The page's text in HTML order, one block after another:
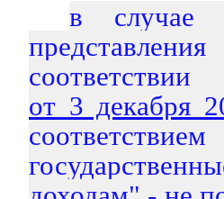
в случае
от 3 декабря